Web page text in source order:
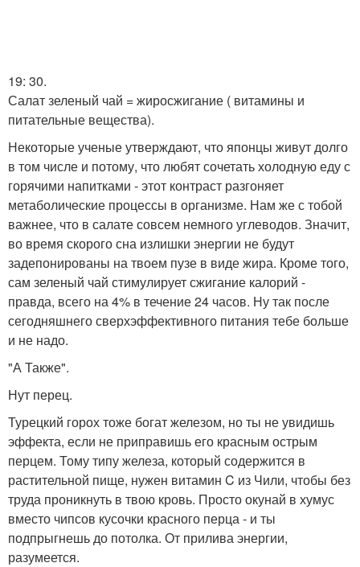
19: 30.
Салат зеленый чай = жиросжигание ( витамины и
питательные вещества).
Некоторые ученые утверждают, что японцы живут долго
в том числе и потому, что любят сочетать холодную еду с
горячими напитками - этот контраст разгоняет
метаболические процессы в организме. Нам же с тобой
важнее, что в салате совсем немного углеводов. Значит,
во время скорого сна излишки энергии не будут
задепонированы на твоем пузе в виде жира. Кроме того,
сам зеленый чай стимулирует сжигание калорий -
правда, всего на 4% в течение 24 часов. Ну так после
сегодняшнего сверхэффективного питания тебе больше
и не надо.
"А Также".
Нут перец.
Турецкий горох тоже богат железом, но ты не увидишь
эффекта, если не приправишь его красным острым
перцем. Тому типу железа, который содержится в
растительной пище, нужен витамин C из Чили, чтобы без
труда проникнуть в твою кровь. Просто окунай в хумус
вместо чипсов кусочки красного перца - и ты
подпрыгнешь до потолка. От прилива энергии,
разумеется.